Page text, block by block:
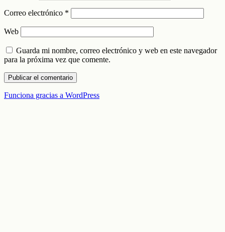
Correo electrónico *
Web
Guarda mi nombre, correo electrónico y web en este navegador
para la próxima vez que comente.
Funciona gracias a WordPress